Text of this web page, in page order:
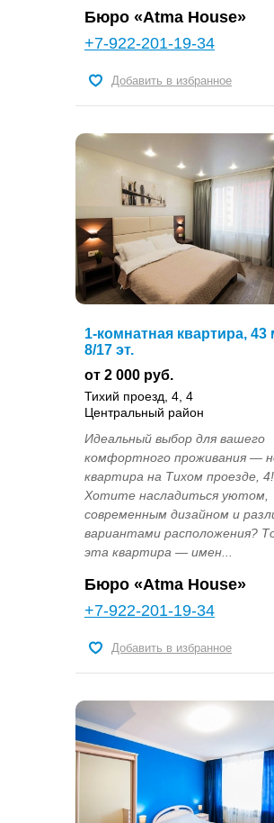
Бюро «Atma House»
+7-922-201-19-34
Добавить в избранное
1-комнатная квартира, 43
8/17 эт.
от 2 000 руб.
Тихий проезд, 4, 4
Центральный район
Идеальный выбор для вашего
комфортного проживания —
квартира на Тихом проезде, 4!
Хотите насладиться уютом,
современным дизайном и
вариантами расположения?
эта квартира — имен...
Бюро «Atma House»
+7-922-201-19-34
Добавить в избранное